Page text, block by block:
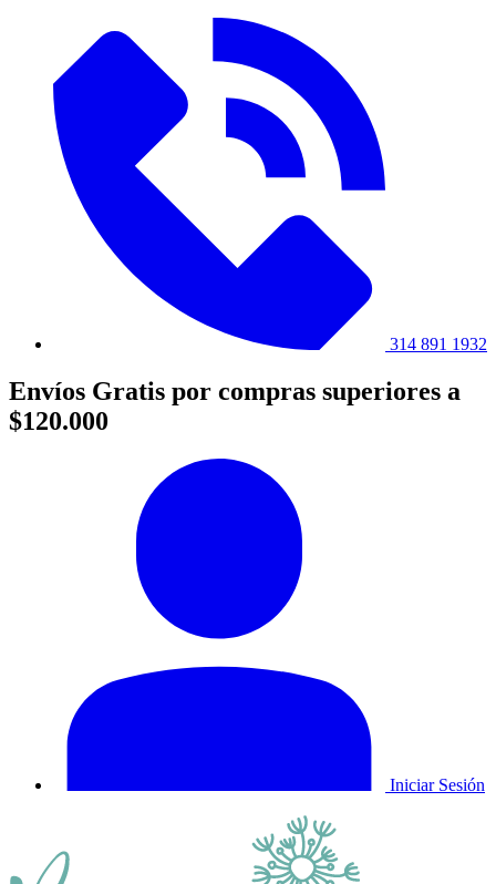
314 891 1932
Envíos Gratis por compras superiores a
$120.000
Iniciar Sesión